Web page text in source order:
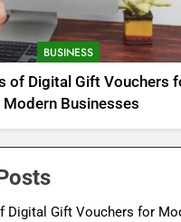
BUSINESS
of Digital Gift Vouchers
Modern Businesses
Digital Gift Vouchers for